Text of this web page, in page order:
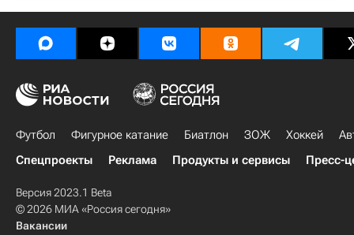
Футбол Фигурное катание Биатлон ЗОЖ Хоккей
Спецпроекты
Реклама Продукты и сервисы Пресс-
Версия 2023.1 Beta
© 2026 МИА «Россия сегодня»
Вакансии